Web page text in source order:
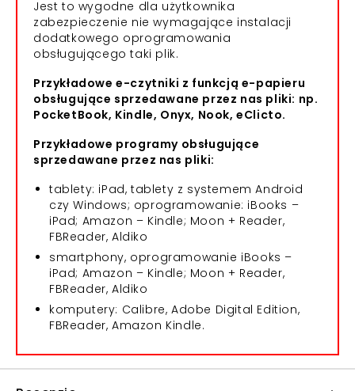
Jest to wygodne dla użytkownika
zabezpieczenie nie wymagające instalacji
dodatkowego oprogramowania
obsługującego taki plik.
Przykładowe e-czytniki z funkcją e-papieru
obsługujące sprzedawane przez nas pliki: np.
PocketBook, Kindle, Onyx, Nook, eClicto.
Przykładowe programy obsługujące
sprzedawane przez nas pliki:
tablety: iPad, tablety z systemem Android
czy Windows; oprogramowanie: iBooks –
iPad; Amazon – Kindle; Moon + Reader,
FBReader, Aldiko
smartphony, oprogramowanie iBooks –
iPad; Amazon – Kindle; Moon + Reader,
FBReader, Aldiko
komputery: Calibre, Adobe Digital Edition,
FBReader, Amazon Kindle.